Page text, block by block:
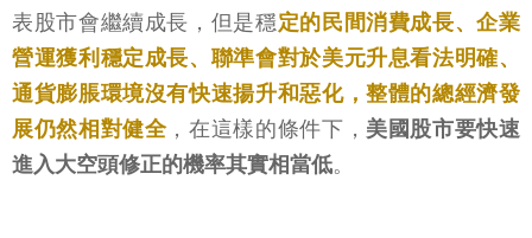
表股市會繼續成長，但是穩定的民間消費成長、企業
營運獲利穩定成長、聯準會對於美元升息看法明確、
通貨膨脹環境沒有快速揚升和惡化，整體的總經濟發
展仍然相對健全，在這樣的條件下， 美國股市要快速
進入大空頭修正的機率其實相當低。